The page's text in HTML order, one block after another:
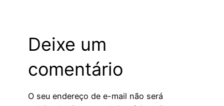
Deixe um
comentário
O seu endereço de e-mail não será